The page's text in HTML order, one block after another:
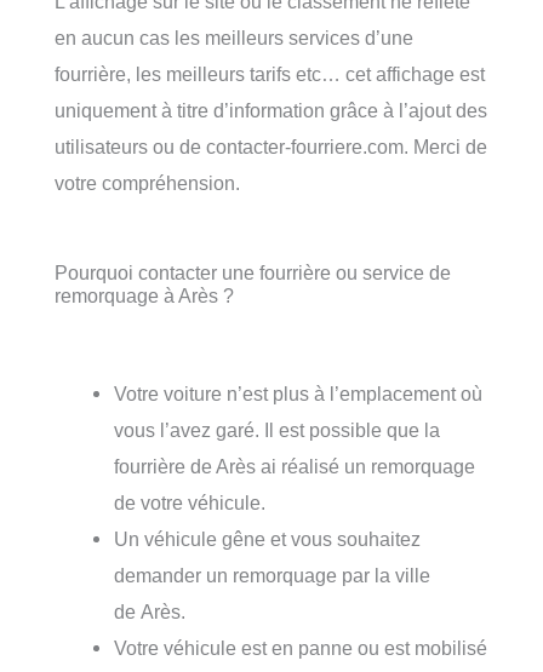
en aucun cas les meilleurs services d’une
fourrière, les meilleurs tarifs etc… cet affichage est
uniquement à titre d’information grâce à l’ajout des
utilisateurs ou de contacter-fourriere.com. Merci de
votre compréhension.
Pourquoi contacter une fourrière ou service de
remorquage à Arès ?
Votre voiture n’est plus à l’emplacement où
vous l’avez garé. Il est possible que la
fourrière de Arès ai réalisé un remorquage
de votre véhicule.
Un véhicule gêne et vous souhaitez
demander un remorquage par la ville
de Arès.
Votre véhicule est en panne ou est mobilisé